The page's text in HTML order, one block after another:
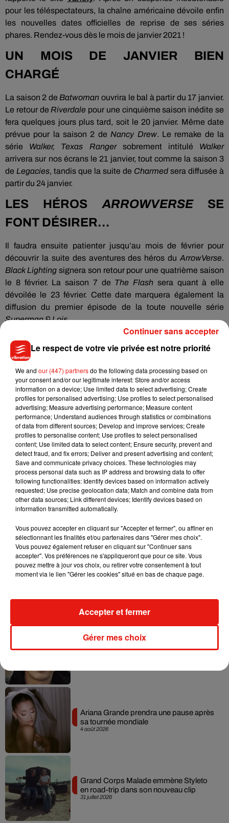
pour les téléspectateurs, la chaîne américaine dévoile enfin
les nouvelles dates officielles de reprise de ses séries
phares. Rendez-vous dès le mois de janvier 2021 !
UN MOIS DE JANVIER BIEN
CHARGÉ
La saison 2 de Batwoman ouvrira le bal à partir du 17 janvier.
Le retour de Riverdale pour une cinquième saison inédite se
fera quelques jours plus tard, soit le 20 janvier. Même date
prévue pour la saison 2 de Nancy Drew. Le remake de la
série Walker, Texas Rangersobrement intitulé Walker
arrivera sur nos écrans le 21 janvier, tout comme la saison 3
de Legacies, tandis que la suite de Charmed sera diffusée à
partir du 24 janvier.
LES HÉROS ARROWVERSESE
FONT DÉSIRER…
Il faudra ensuite patienter jusqu’au mois de février pour
découvrir la suite des aventures des héros du ArrowVerse.
Black Lightingsignera son retour pour une quatrième saison
le 8 février. La saison 7 de The Flash sera quant à elle
dévoilée le 23 février. Cette date marquera également la
diffusion du premier épisode de la toute nouvelle série
Superman & Lois.
Musique
Benny Blanco invite Selena Gomez et
4 août 2026
Ariana Grande prendra une pause après
sa tournée mondiale
31 juillet 2026
Grand Corps Malade emmène Styleto
en road-trip dans son nouveau clip
Le respect de votre vie privée est notre priorité
We and our (447) partnersdo the following data processing based on
your consent and/or our legitimate interest: Store and/or access
information on a device; Use limited data to select advertising; Create
profiles for personalised advertising; Use profiles to select personalised
advertising; Measure advertising performance; Measure content
performance; Understand audiences through statistics or combinations
of data from different sources; Develop and improve services; Create
profiles to personalise content; Use profiles to select personalised
content; Use limited data to select content; Ensure security, prevent and
detect fraud, and fix errors; Deliver and present advertising and content;
Save and communicate privacy choices. These technologies may
process personal data such as IP address and browsing data to offer
following functionalities: Identify devices based on information actively
requested; Use precise geolocation data; Match and combine data from
other data sources; Link different devices; Identify devices based on
information transmitted automatically.
Vous pouvez accepter en cliquant sur "Accepter et fermer", ou affiner en
sélectionnant les finalités et/ou partenaires dans "Gérer mes choix".
Vous pouvez également refuser en cliquant sur "Continuer sans
accepter". Vos préférences ne s'appliqueront que pour ce site. Vous
pouvez mettre à jour vos choix, ou retirer votre consentement à tout
moment via le lien "Gérer les cookies" situé en bas de chaque page.
Gérer mes choix
Accepter et fermer
Continuer sans accepter